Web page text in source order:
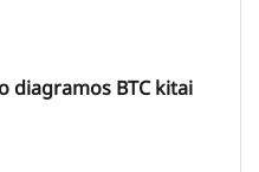
diagramos BTC kitai